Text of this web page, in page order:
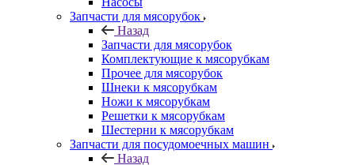
Запчасти для мясорубок
Назад
Запчасти для мясорубок
Комплектующие к мясорубкам
Прочее для мясорубок
Шнеки к мясорубкам
Ножи к мясорубкам
Решетки к мясорубкам
Шестерни к мясорубкам
Запчасти для посудомоечных машин
Назад